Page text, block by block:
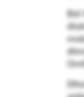
Bül